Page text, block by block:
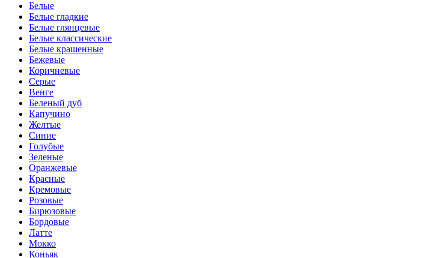
Белые
Белые гладкие
Белые глянцевые
Белые классические
Белые крашенные
Бежевые
Коричневые
Серые
Венге
Беленый дуб
Капучино
Желтые
Синие
Голубые
Зеленые
Оранжевые
Красные
Кремовые
Розовые
Бирюзовые
Бордовые
Латте
Мокко
Коньяк